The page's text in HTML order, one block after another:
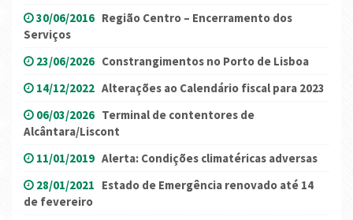
30/06/2016 Região Centro – Encerramento dos
Serviços
23/06/2026 Constrangimentos no Porto de Lisboa
14/12/2022 Alterações ao Calendário fiscal para 2023
06/03/2026 Terminal de contentores de
Alcântara/Liscont
11/01/2019 Alerta: Condições climatéricas adversas
28/01/2021 Estado de Emergência renovado até 14
de fevereiro